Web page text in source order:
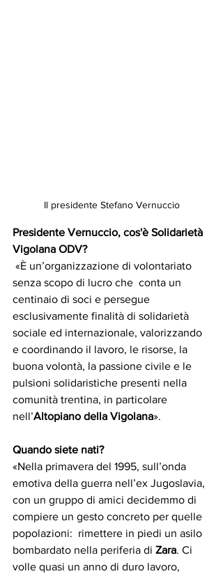
Il presidente Stefano Vernuccio
Presidente Vernuccio, cos'è Solidarietà
Vigolana ODV?
«È un’organizzazione di volontariato
senza scopo di lucro che  conta un
centinaio di soci e persegue
esclusivamente finalità di solidarietà
sociale ed internazionale, valorizzando
e coordinando il lavoro, le risorse, la
buona volontà, la passione civile e le
pulsioni solidaristiche presenti nella
comunità trentina, in particolare
nell’Altopiano della Vigolana».
Quando siete nati?
«Nella primavera del 1995, sull’onda
emotiva della guerra nell’ex Jugoslavia,
con un gruppo di amici decidemmo di
compiere un gesto concreto per quelle
popolazioni:  rimettere in piedi un asilo
bombardato nella periferia di Zara. Ci
volle quasi un anno di duro lavoro,